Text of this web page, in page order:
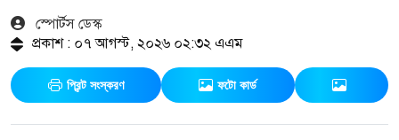
স্পোর্টস ডেস্ক
প্রকাশ : ০৭ আগস্ট, ২০২৬ ০২:৩২ এএম
প্রিন্ট সংস্করণ ফটো কার্ড